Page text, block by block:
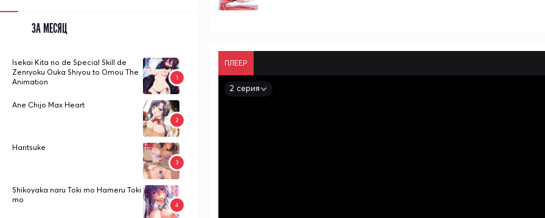
ПЛЕЕР
2 серия
ЗА МЕСЯЦ
Isekai Kita no de Special Skill de
Zenryoku Ouka Shiyou to Omou The
Animation
Ane Chijo Max Heart
Haritsuke
Shikoyaka naru Toki mo Hameru Toki
mo